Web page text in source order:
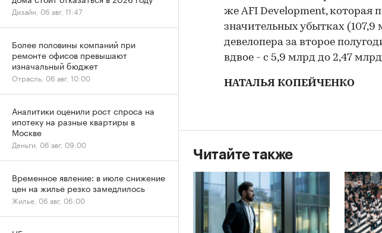
же AFI Development, которая
значительных убытках (107,9
девелопера за второе
вдвое - с 5,9 млрд до 2,47
НАТАЛЬЯ КОПЕЙЧЕНКО
Читайте также
Дизайн, 06 авг, 11:47
Более половины компаний при
ремонте офисов превышают
изначальный бюджет
Отрасль, 06 авг, 10:00
Аналитики оценили рост спроса на
ипотеку на разные квартиры в
Москве
Деньги, 06 авг, 09:00
Временное явление: в июле снижение
цен на жилье резко замедлилось
Жилье, 06 авг, 06:00